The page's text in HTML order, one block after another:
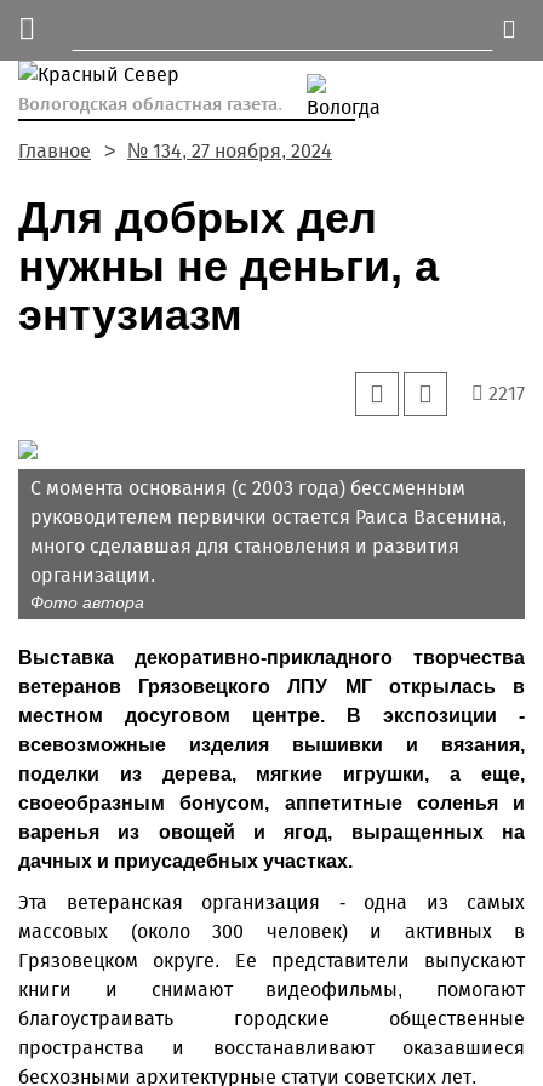
Вологодская областная газета.
Главное № 134, 27 ноября, 2024
Для добрых дел
нужны не деньги, а
энтузиазм
2217
С момента основания (с 2003 года) бессменным
руководителем первички остается Раиса Васенина,
много сделавшая для становления и развития
организации.
Фото автора
Выставка декоративно-прикладного творчества
ветеранов Грязовецкого ЛПУ МГ открылась в
местном досуговом центре. В экспозиции -
всевозможные изделия вышивки и вязания,
поделки из дерева, мягкие игрушки, а еще,
своеобразным бонусом, аппетитные соленья и
варенья из овощей и ягод, выращенных на
дачных и приусадебных участках.
Эта ветеранская организация - одна из самых
массовых (около 300 человек) и активных в
Грязовецком округе. Ее представители выпускают
книги и снимают видеофильмы, помогают
благоустраивать городские общественные
пространства и восстанавливают оказавшиеся
бесхозными архитектурные статуи советских лет.